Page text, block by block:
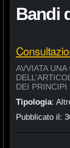
Bandi
AVVIATA
DEI PRINCIPI
Tipologia:
Pubblicato il: